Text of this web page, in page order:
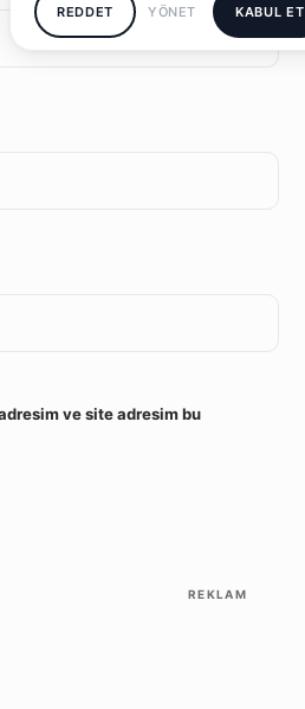
ve site adresim bu
REKLAM
REDDET YÖNET KABUL ET